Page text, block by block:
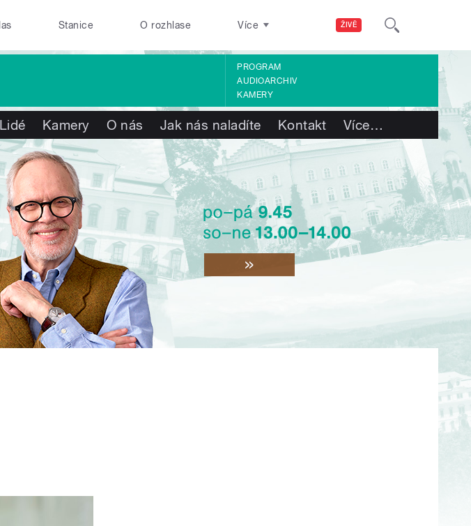
ŽIVĚ
Stanice O rozhlase Více
PROGRAM
AUDIOARCHIV
KAMERY
Lidé Kamery O nás Jak nás naladíte Kontakt Více…